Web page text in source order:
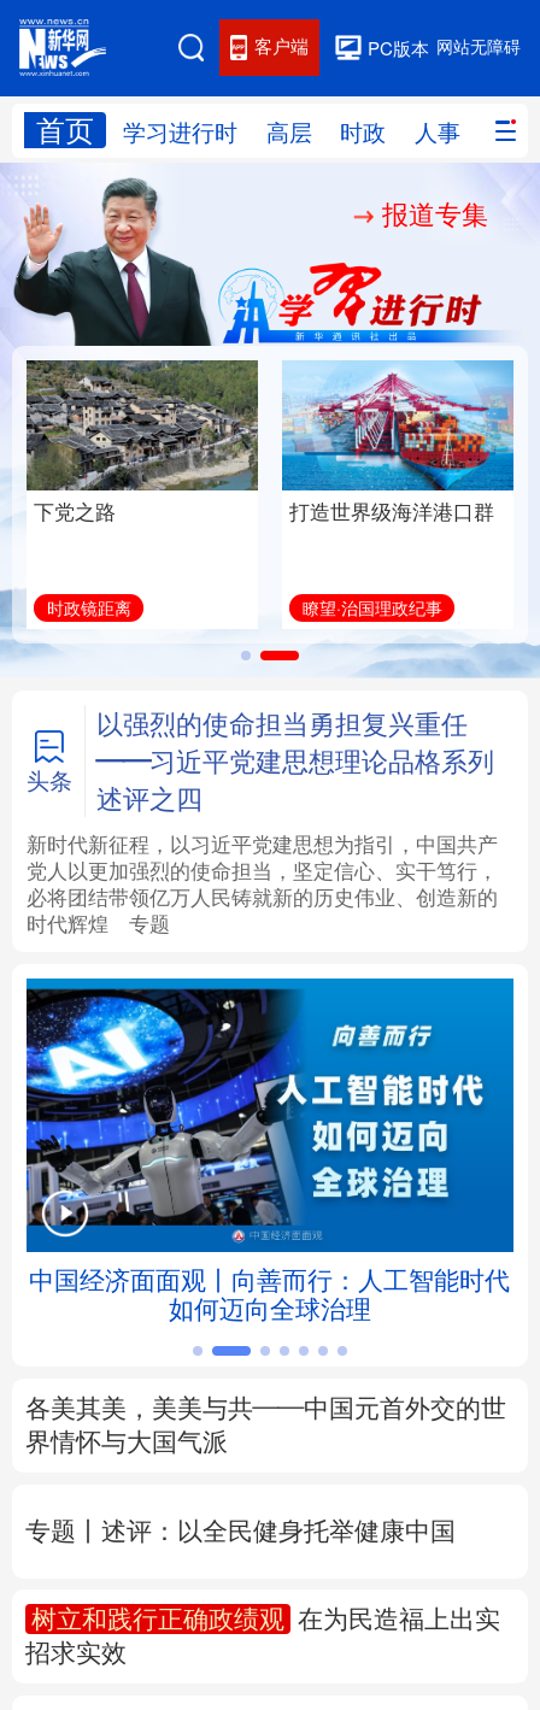
网站无障碍
PC版本
客户端
首页 学习进行时 高层 时政 人事 国际
网站地图
学习进行时 人事
国际 财经 网评
思客智库 全球连线 教育
科技 科创 量子 体育
文化 书画 健康 军事
访谈 图片 政务
信息化 数字经济
学术中国 乡村振兴 银龄 溯源中国
城市 旅游 能源 会展
彩票 娱乐 时尚 悦读
公益 一带一路 亚太网 上市公司
地方频道
北京 天津 河北 山西
辽宁 吉林 上海 江苏
浙江 安徽 福建 江西
河南 湖北
四川 贵州
多语种频道
报道专集
下党之路
时政镜距离
打造世界级海洋港口群
瞭望·治国理政纪事
头条
以强烈的使命担当勇担复兴重任
——习近平党建思想理论品格系列
述评之四
新时代新征程，以习近平党建思想为指引，中国共产
党人以更加强烈的使命担当，坚定信心、实干笃行，
必将团结带领亿万人民铸就新的历史伟业、创造新的
时代辉煌
专题
中国经济面面观丨向善而行：人工智能时代
如何迈向全球治理
各美其美，美美与共——中国元首外交的世
界情怀与大国气派
专题丨 述评：以全民健身托举健康中国
树立和践行正确政绩观
在为民造福上出实
招求实效